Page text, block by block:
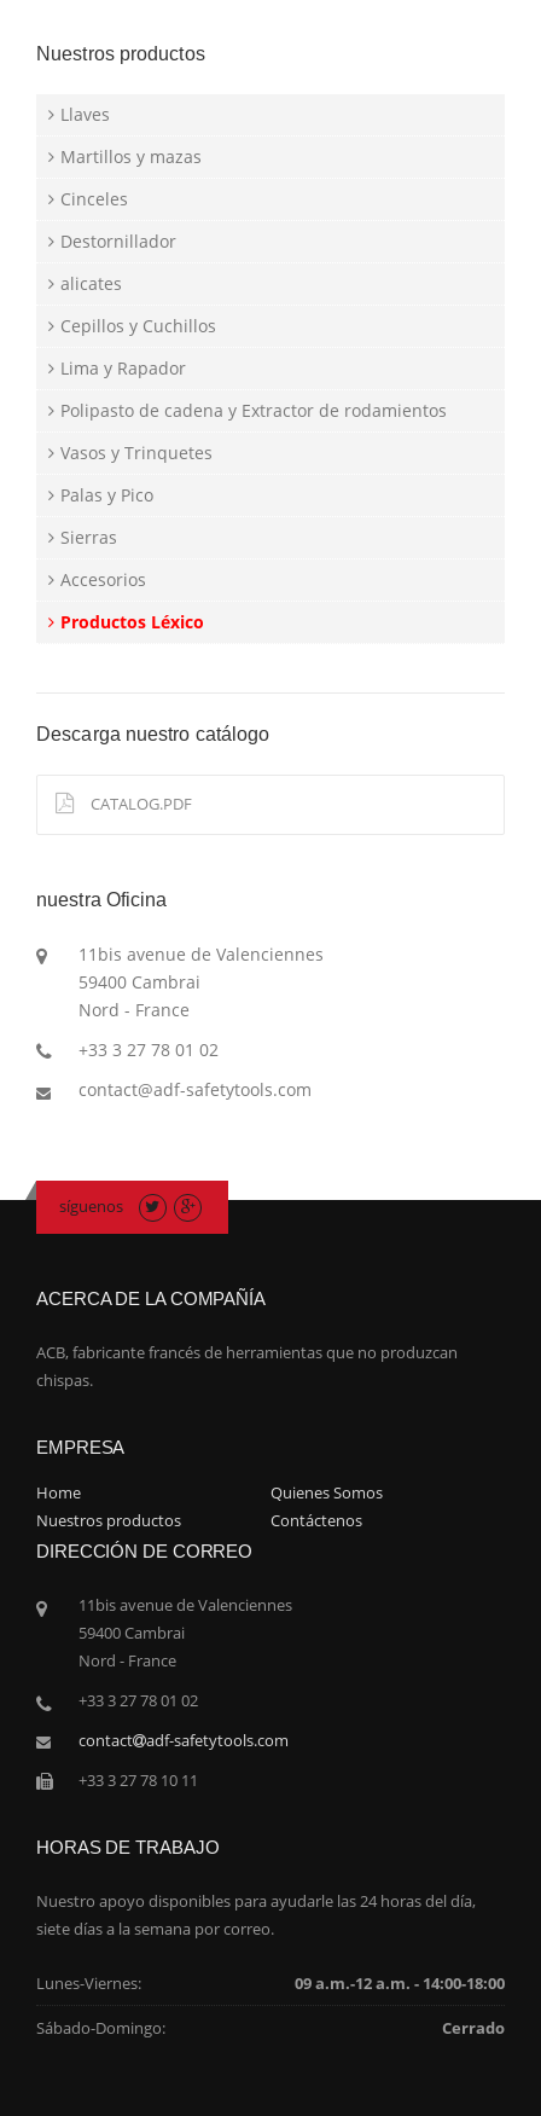
Nuestros productos
Llaves
Martillos y mazas
Cinceles
Destornillador
alicates
Cepillos y Cuchillos
Lima y Rapador
Polipasto de cadena y Extractor de rodamientos
Vasos y Trinquetes
Palas y Pico
Sierras
Accesorios
Productos Léxico
Descarga nuestro catálogo
CATALOG.PDF
nuestra Oficina
11bis avenue de Valenciennes
59400 Cambrai
Nord - France
+33 3 27 78 01 02
contact@adf-safetytools.com
síguenos
ACERCA DE LA COMPAÑÍA
ACB, fabricante francés de herramientas que no produzcan
chispas.
EMPRESA
Home
Quienes Somos
Nuestros productos
Contáctenos
DIRECCIÓN DE CORREO
11bis avenue de Valenciennes
59400 Cambrai
Nord - France
+33 3 27 78 01 02
contact
adf-safetytools.com
+33 3 27 78 10 11
HORAS DE TRABAJO
Nuestro apoyo disponibles para ayudarle las 24 horas del día,
siete días a la semana por correo.
Lunes-Viernes: 09 a.m.-12 a.m. - 14:00-18:00
Sábado-Domingo: Cerrado